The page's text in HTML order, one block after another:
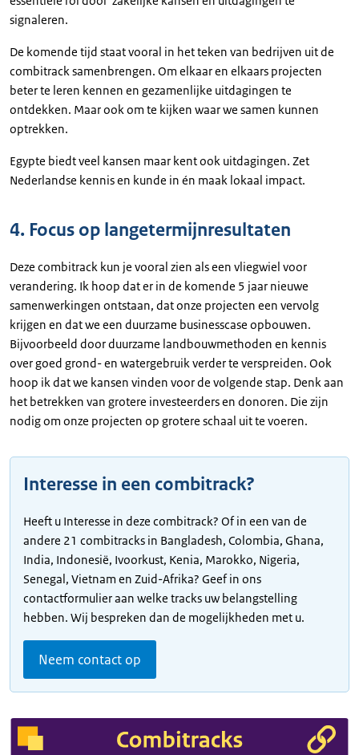
signaleren.
De komende tijd staat vooral in het teken van bedrijven uit de
combitrack samenbrengen. Om elkaar en elkaars projecten
beter te leren kennen en gezamenlijke uitdagingen te
ontdekken. Maar ook om te kijken waar we samen kunnen
optrekken.
Egypte biedt veel kansen maar kent ook uitdagingen. Zet
Nederlandse kennis en kunde in én maak lokaal impact.
4. Focus op langetermijnresultaten
Deze combitrack kun je vooral zien als een vliegwiel voor
verandering. Ik hoop dat er in de komende 5 jaar nieuwe
samenwerkingen ontstaan, dat onze projecten een vervolg
krijgen en dat we een duurzame businesscase opbouwen.
Bijvoorbeeld door duurzame landbouwmethoden en kennis
over goed grond- en watergebruik verder te verspreiden. Ook
hoop ik dat we kansen vinden voor de volgende stap. Denk aan
het betrekken van grotere investeerders en donoren. Die zijn
nodig om onze projecten op grotere schaal uit te voeren.
Interesse in een combitrack?
Heeft u Interesse in deze combitrack? Of in een van de
andere 21 combitracks in Bangladesh, Colombia, Ghana,
India, Indonesië, Ivoorkust, Kenia, Marokko, Nigeria,
Senegal, Vietnam en Zuid-Afrika? Geef in ons
contactformulier aan welke tracks uw belangstelling
hebben. Wij bespreken dan de mogelijkheden met u.
Neem contact op